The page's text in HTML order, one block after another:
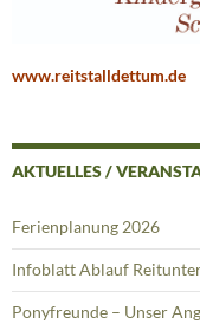
www.reitstalldettum.de
AKTUELLES /
Ferienplanung 2026
Infoblatt Ablauf
Ponyfreunde – Unser